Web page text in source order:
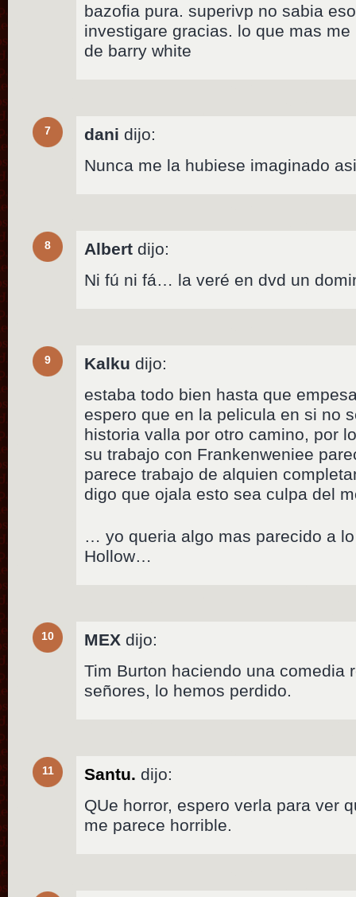
bazofia pura. superivp no sabia
investigare gracias. lo que mas
de barry white
7 dani dijo:
Nunca me la hubiese imaginado
8 Albert dijo:
Ni fú ni fá… la veré en dvd un
9 Kalku dijo:
estaba todo bien hasta que
espero que en la pelicula en si no
historia valla por otro camino, por
su trabajo con Frankenweniee
parece trabajo de alquien
digo que ojala esto sea culpa del
… yo queria algo mas parecido a
Hollow…
10 MEX dijo:
Tim Burton haciendo una
señores, lo hemos perdido.
11 Santu. dijo:
QUe horror, espero verla para ver
me parece horrible.